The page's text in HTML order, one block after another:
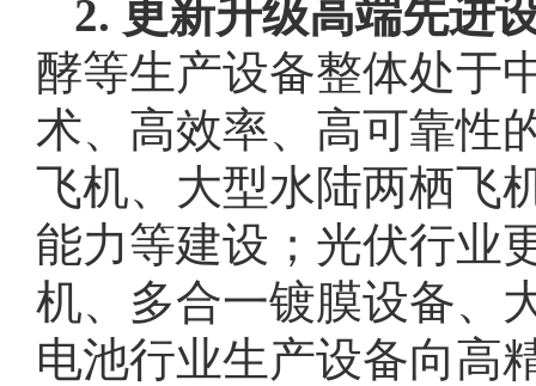
2. 更新升级高端先进
酵等生产设备整体处于
术、高效率、高可靠性
飞机、大型水陆两栖飞
能力等建设；光伏行业
机、多合一镀膜设备、
电池行业生产设备向高